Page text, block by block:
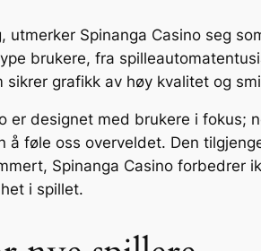
Spinanga Casino seg
brukere, fra
grafikk av høy kvalitet og
er designet med brukere i
å føle oss overveldet. Den
Spinanga Casino forbedrer
i spillet.